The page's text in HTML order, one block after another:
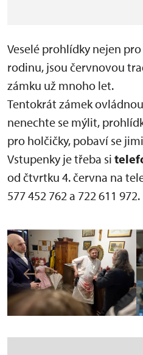
Veselé prohlídky nejen
rodinu, jsou červnovou
zámku už mnoho let.
Tentokrát zámek
nenechte se mýlit,
pro holčičky, pobaví se
Vstupenky je třeba si
od čtvrtku 4. června na
577 452 762 a 722 611 972.